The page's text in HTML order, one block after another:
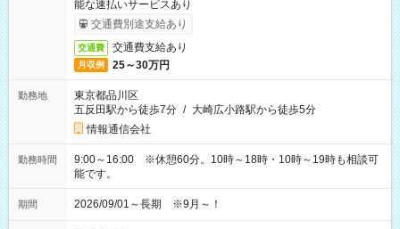
能な速払いサービスあり
交通費別途支給あり
交通費 交通費支給あり
月収例 25～30万円
勤務地
東京都品川区
五反田駅から徒歩7分 / 大崎広小路駅から徒歩5分
情報通信会社
勤務時間
9:00～16:00 ※休憩60分。10時～18時・10時～19時も相談可
能です。
期間 2026/09/01～長期 ※9月～！